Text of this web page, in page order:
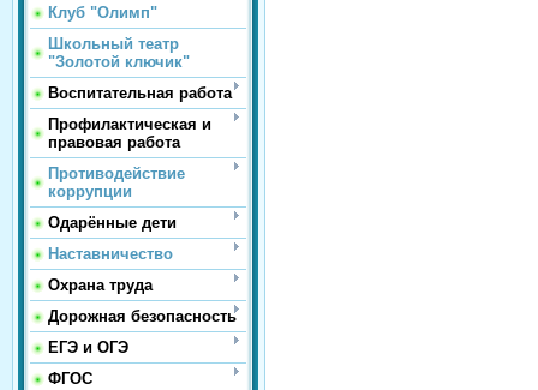
Клуб "Олимп"
Школьный театр
"Золотой ключик"
Воспитательная работа
Профилактическая и
правовая работа
Противодействие
коррупции
Одарённые дети
Наставничество
Охрана труда
Дорожная безопасность
ЕГЭ и ОГЭ
ФГОС